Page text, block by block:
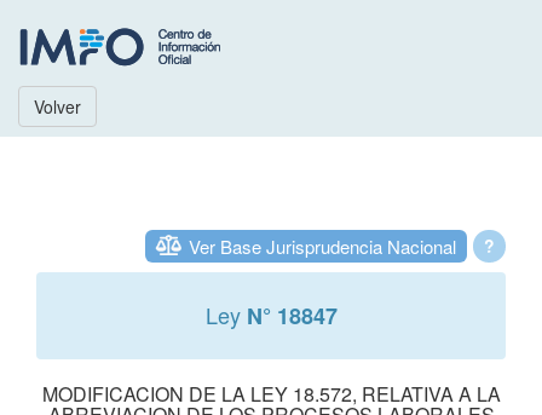
Volver
?
Ver Base Jurisprudencia Nacional
Ley N° 18847
MODIFICACION DE LA LEY 18.572, RELATIVA A LA